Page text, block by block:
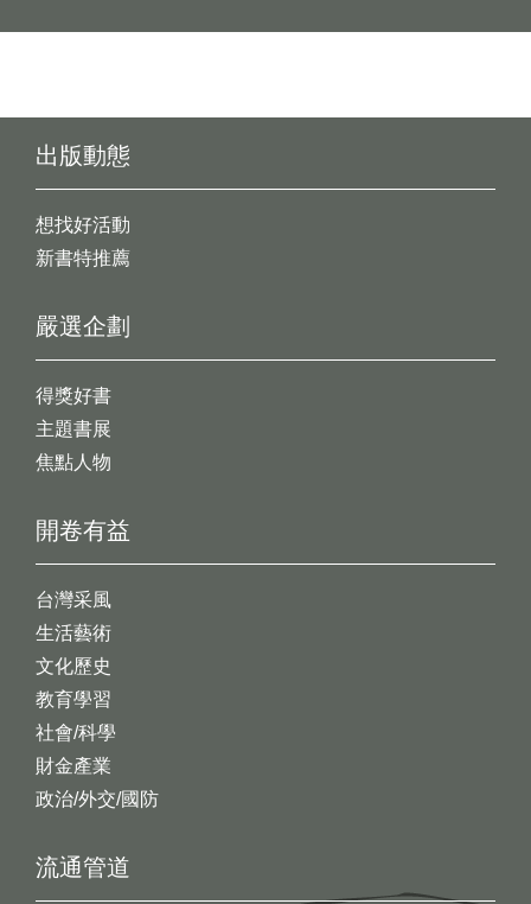
出版動態
想找好活動
新書特推薦
開卷有益
台灣采風
生活藝術
文化歷史
教育學習
社會/科學
財金產業
政治/外交/國防
嚴選企劃
得獎好書
主題書展
焦點人物
流通管道